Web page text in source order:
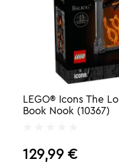
LEGO® Icons The
Book Nook (10367)
129,99 €